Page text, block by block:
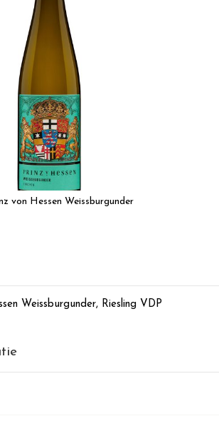
von Hessen Weissburgunder
Weissburgunder, Riesling VDP